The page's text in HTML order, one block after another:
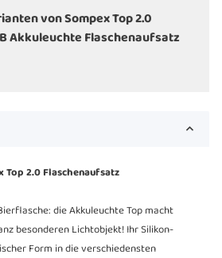
von Sompex Top 2.0
Akkuleuchte Flaschenaufsatz
Top 2.0 Flaschenaufsatz
die Akkuleuchte Top macht
besonderen Lichtobjekt! Ihr Silikon-
Form in die verschiedensten